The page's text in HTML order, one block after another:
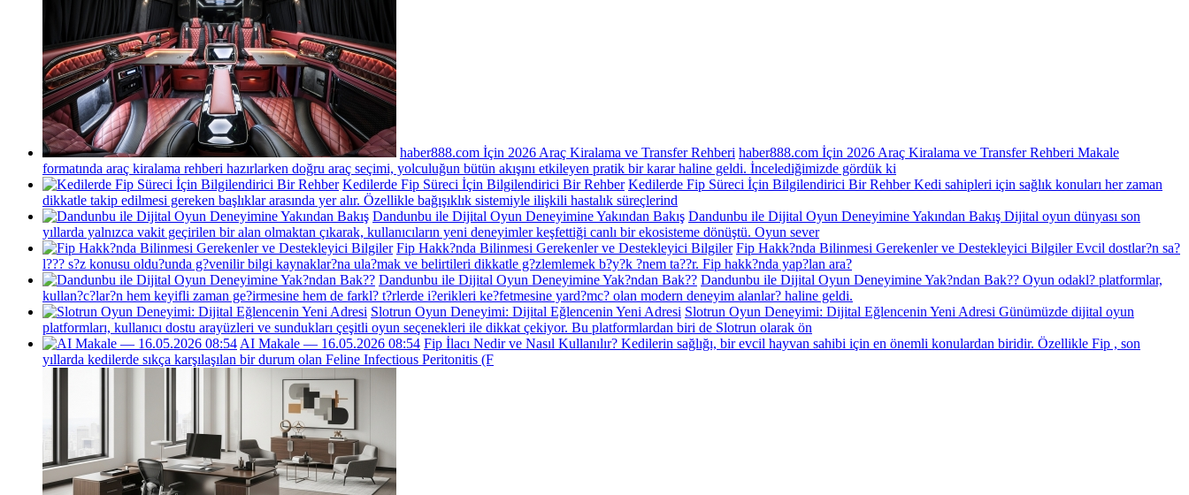
haber888.com İçin 2026 Araç Kiralama ve Transfer Rehberi haber888.com İçin 2026 Araç Kiralama ve Transfer Rehberi Makale
formatında araç kiralama rehberi hazırlarken doğru araç seçimi, yolculuğun bütün akışını etkileyen pratik bir karar haline geldi. İncelediğimizde gördük ki
Kedilerde Fip Süreci İçin Bilgilendirici Bir Rehber Kedilerde Fip Süreci İçin Bilgilendirici Bir Rehber Kedi sahipleri için sağlık konuları her zaman
dikkatle takip edilmesi gereken başlıklar arasında yer alır. Özellikle bağışıklık sistemiyle ilişkili hastalık süreçlerind
Dandunbu ile Dijital Oyun Deneyimine Yakından Bakış Dandunbu ile Dijital Oyun Deneyimine Yakından Bakış Dijital oyun dünyası son
yıllarda yalnızca vakit geçirilen bir alan olmaktan çıkarak, kullanıcıların yeni deneyimler keşfettiği canlı bir ekosisteme dönüştü. Oyun sever
Fip Hakk?nda Bilinmesi Gerekenler ve Destekleyici Bilgiler Fip Hakk?nda Bilinmesi Gerekenler ve Destekleyici Bilgiler Evcil dostlar?n sa?
l??? s?z konusu oldu?unda g?venilir bilgi kaynaklar?na ula?mak ve belirtileri dikkatle g?zlemlemek b?y?k ?nem ta??r. Fip hakk?nda yap?lan ara?
Dandunbu ile Dijital Oyun Deneyimine Yak?ndan Bak?? Dandunbu ile Dijital Oyun Deneyimine Yak?ndan Bak?? Oyun odakl? platformlar,
kullan?c?lar?n hem keyifli zaman ge?irmesine hem de farkl? t?rlerde i?erikleri ke?fetmesine yard?mc? olan modern deneyim alanlar? haline geldi.
Slotrun Oyun Deneyimi: Dijital Eğlencenin Yeni Adresi Slotrun Oyun Deneyimi: Dijital Eğlencenin Yeni Adresi Günümüzde dijital oyun
platformları, kullanıcı dostu arayüzleri ve sundukları çeşitli oyun seçenekleri ile dikkat çekiyor. Bu platformlardan biri de Slotrun olarak ön
AI Makale — 16.05.2026 08:54 Fip İlacı Nedir ve Nasıl Kullanılır? Kedilerin sağlığı, bir evcil hayvan sahibi için en önemli konulardan biridir. Özellikle Fip , son
yıllarda kedilerde sıkça karşılaşılan bir durum olan Feline Infectious Peritonitis (F